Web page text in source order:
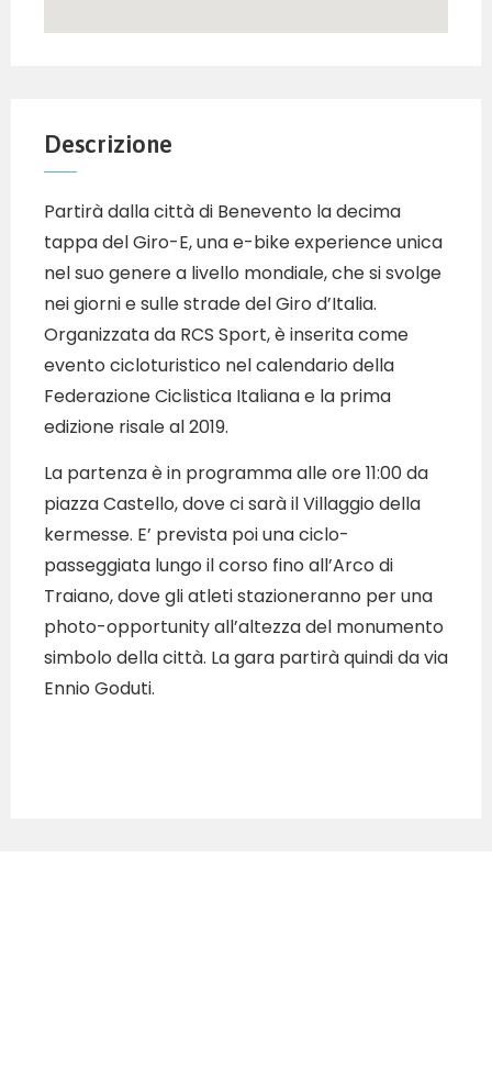
Descrizione
Partirà dalla città di Benevento la decima
tappa del Giro-E, una e-bike experience unica
nel suo genere a livello mondiale, che si svolge
nei giorni e sulle strade del Giro d’Italia.
Organizzata da RCS Sport, è inserita come
evento cicloturistico nel calendario della
Federazione Ciclistica Italiana e la prima
edizione risale al 2019.
La partenza è in programma alle ore 11:00 da
piazza Castello, dove ci sarà il Villaggio della
kermesse. E’ prevista poi una ciclo-
passeggiata lungo il corso fino all’Arco di
Traiano, dove gli atleti stazioneranno per una
photo-opportunity all’altezza del monumento
simbolo della città. La gara partirà quindi da via
Ennio Goduti.